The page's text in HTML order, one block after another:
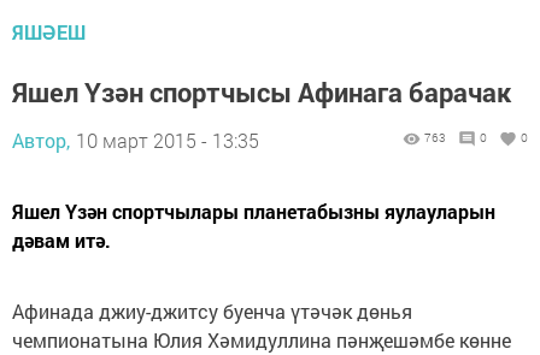
ЯШӘЕШ
Яшел Үзән спортчысы Афинага барачак
Автор, 10 март 2015 - 13:35 763 0 0
Яшел Үзән спортчылары планетабызны яулауларын
дәвам итә.
Афинада джиу-джитсу буенча үтәчәк дөнья
чемпионатына Юлия Хәмидуллина пәнҗешәмбе көнне